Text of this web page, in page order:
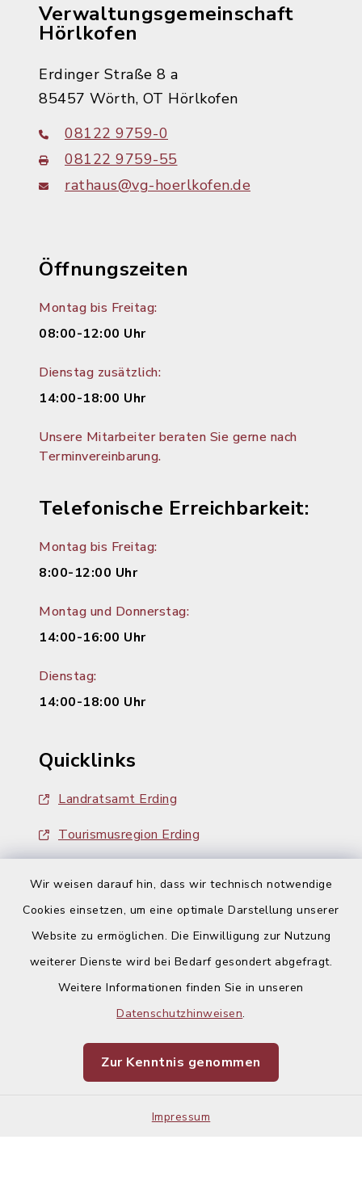
Wir weisen darauf hin, dass wir technisch notwendige
Cookies einsetzen, um eine optimale Darstellung unserer
Website zu ermöglichen. Die Einwilligung zur Nutzung
weiterer Dienste wird bei Bedarf gesondert abgefragt.
Weitere Informationen finden Sie in unseren
Datenschutzhinweisen.
Zur Kenntnis genommen
Impressum
Verwaltungsgemeinschaft
Hörlkofen
Erdinger Straße 8 a
85457 Wörth, OT Hörlkofen
08122 9759-0
08122 9759-55
rathaus@vg-hoerlkofen.de
Öffnungszeiten
Montag bis Freitag:
08:00-12:00 Uhr
Dienstag zusätzlich:
14:00-18:00 Uhr
Unsere Mitarbeiter beraten Sie gerne nach
Terminvereinbarung.
Telefonische Erreichbarkeit:
Montag bis Freitag:
8:00-12:00 Uhr
Montag und Donnerstag:
14:00-16:00 Uhr
Dienstag:
14:00-18:00 Uhr
Quicklinks
Landratsamt Erding
Tourismusregion Erding
Kontakt
Datenschutz
Impressum